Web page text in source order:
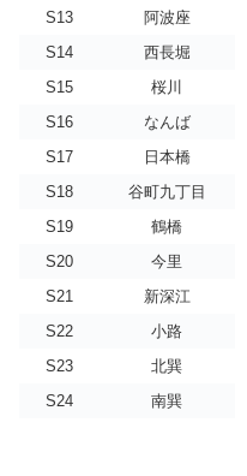
S13
阿波座
S14
西長堀
S15
桜川
S16
なんば
S17
日本橋
S18
谷町九丁目
S19
鶴橋
S20
今里
S21
新深江
S22
小路
S23
北巽
S24
南巽